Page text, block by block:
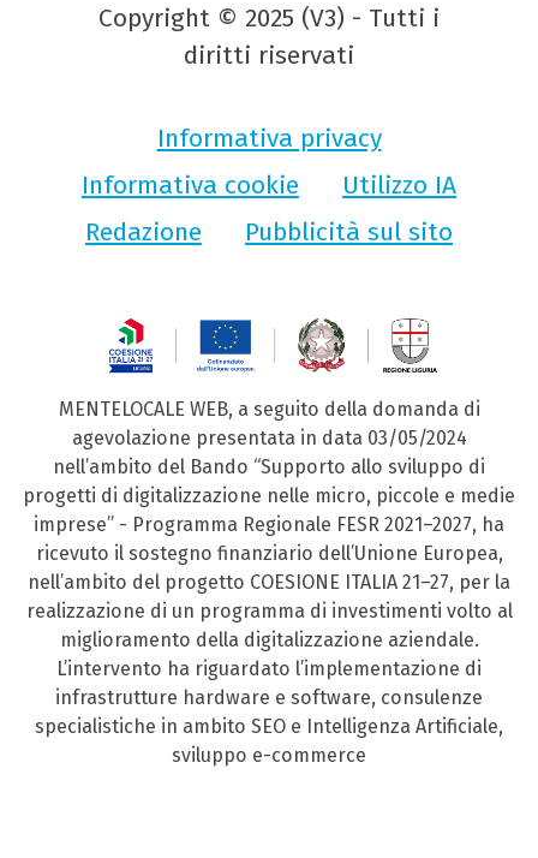
Copyright © 2025 (V3) - Tutti i
diritti riservati
Informativa privacy
Informativa cookie
Utilizzo IA
Redazione
Pubblicità sul sito
MENTELOCALE WEB, a seguito della domanda di
agevolazione presentata in data 03/05/2024
nell’ambito del Bando “Supporto allo sviluppo di
progetti di digitalizzazione nelle micro, piccole e medie
imprese” - Programma Regionale FESR 2021–2027, ha
ricevuto il sostegno finanziario dell’Unione Europea,
nell’ambito del progetto COESIONE ITALIA 21–27, per la
realizzazione di un programma di investimenti volto al
miglioramento della digitalizzazione aziendale.
L’intervento ha riguardato l’implementazione di
infrastrutture hardware e software, consulenze
specialistiche in ambito SEO e Intelligenza Artificiale,
sviluppo e-commerce